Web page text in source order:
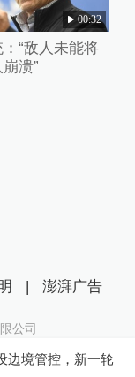
00:32
“敌人未能将
溃”
边境管控，新一轮
| 澎湃广告
公司
号